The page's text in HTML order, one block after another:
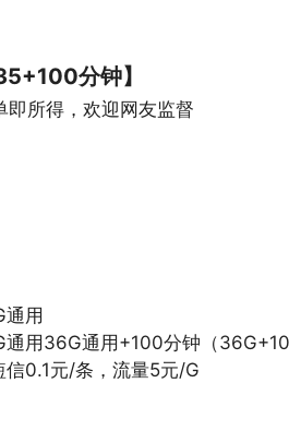
分钟】
即所得，欢迎网友监督
用
用36G通用+100分钟（
0.1元/条，流量5元/G